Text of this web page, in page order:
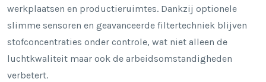
werkplaatsen en productieruimtes. Dankzij optionele
slimme sensoren en geavanceerde filtertechniek blijven
stofconcentraties onder controle, wat niet alleen de
luchtkwaliteit maar ook de arbeidsomstandigheden
verbetert.